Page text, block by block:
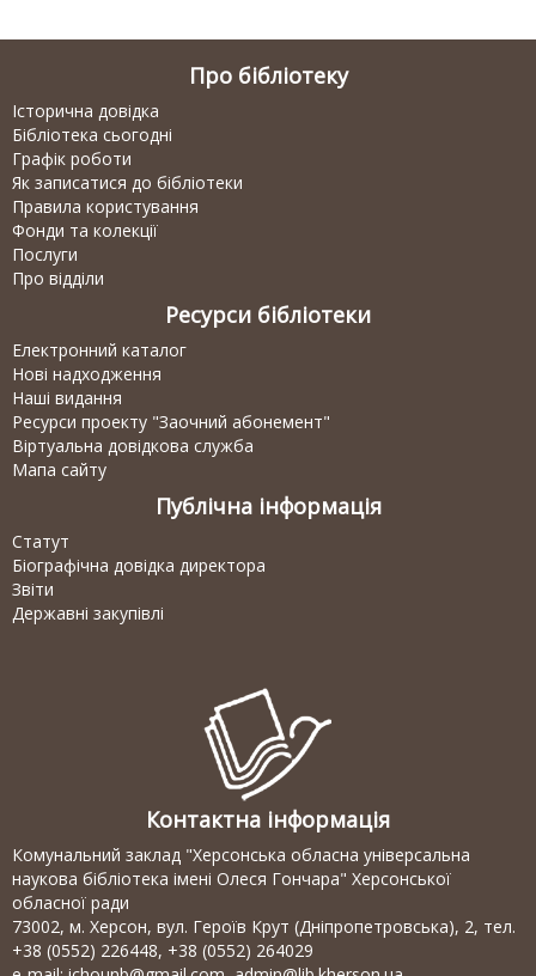
Про бібліотеку
Історична довідка
Бібліотека сьогодні
Графік роботи
Як записатися до бібліотеки
Правила користування
Фонди та колекції
Послуги
Про відділи
Ресурси бібліотеки
Електронний каталог
Нові надходження
Наші видання
Ресурси проекту "Заочний абонемент"
Віртуальна довідкова служба
Мапа сайту
Публічна інформація
Статут
Біографічна довідка директора
Звіти
Державні закупівлі
Контактна інформація
Комунальний заклад "Херсонська обласна універсальна
наукова бібліотека імені Олеся Гончара" Херсонської
обласної ради
73002, м. Херсон, вул. Героїв Крут (Дніпропетровська), 2, тел.
+38 (0552) 226448, +38 (0552) 264029